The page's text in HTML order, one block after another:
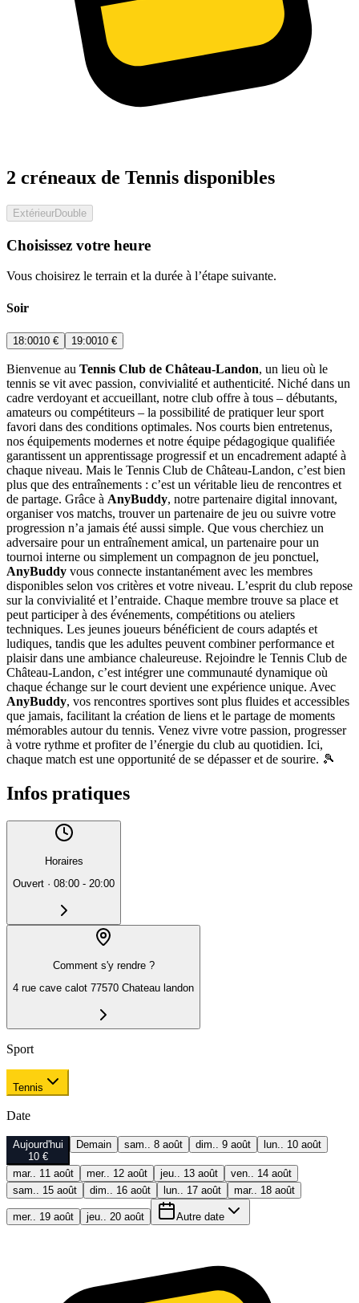
2 créneaux de Tennis disponibles
ExtérieurDouble
Choisissez votre heure
Vous choisirez le terrain et la durée à l’étape suivante.
Soir
18:0010 € 19:0010 €
Bienvenue au Tennis Club de Château-Landon, un lieu où le
tennis se vit avec passion, convivialité et authenticité. Niché dans un
cadre verdoyant et accueillant, notre club offre à tous – débutants,
amateurs ou compétiteurs – la possibilité de pratiquer leur sport
favori dans des conditions optimales. Nos courts bien entretenus,
nos équipements modernes et notre équipe pédagogique qualifiée
garantissent un apprentissage progressif et un encadrement adapté à
chaque niveau. Mais le Tennis Club de Château-Landon, c’est bien
plus que des entraînements : c’est un véritable lieu de rencontres et
de partage. Grâce à AnyBuddy, notre partenaire digital innovant,
organiser vos matchs, trouver un partenaire de jeu ou suivre votre
progression n’a jamais été aussi simple. Que vous cherchiez un
adversaire pour un entraînement amical, un partenaire pour un
tournoi interne ou simplement un compagnon de jeu ponctuel,
AnyBuddy vous connecte instantanément avec les membres
disponibles selon vos critères et votre niveau. L’esprit du club repose
sur la convivialité et l’entraide. Chaque membre trouve sa place et
peut participer à des événements, compétitions ou ateliers
techniques. Les jeunes joueurs bénéficient de cours adaptés et
ludiques, tandis que les adultes peuvent combiner performance et
plaisir dans une ambiance chaleureuse. Rejoindre le Tennis Club de
Château-Landon, c’est intégrer une communauté dynamique où
chaque échange sur le court devient une expérience unique. Avec
AnyBuddy, vos rencontres sportives sont plus fluides et accessibles
que jamais, facilitant la création de liens et le partage de moments
mémorables autour du tennis. Venez vivre votre passion, progresser
à votre rythme et profiter de l’énergie du club au quotidien. Ici,
chaque match est une opportunité de se dépasser et de sourire. 🎾
Infos pratiques
Horaires
Ouvert · 08:00 - 20:00
Comment s'y rendre ?
4 rue cave calot 77570 Chateau landon
Sport
Tennis
Date
Aujourd'hui
10 €
Demain sam.. 8 août dim.. 9 août lun.. 10 août
mar.. 11 août mer.. 12 août jeu.. 13 août
ven.. 14 août
sam.. 15 août
dim.. 16 août lun.. 17 août mar.. 18 août
mer.. 19 août jeu.. 20 août Autre date